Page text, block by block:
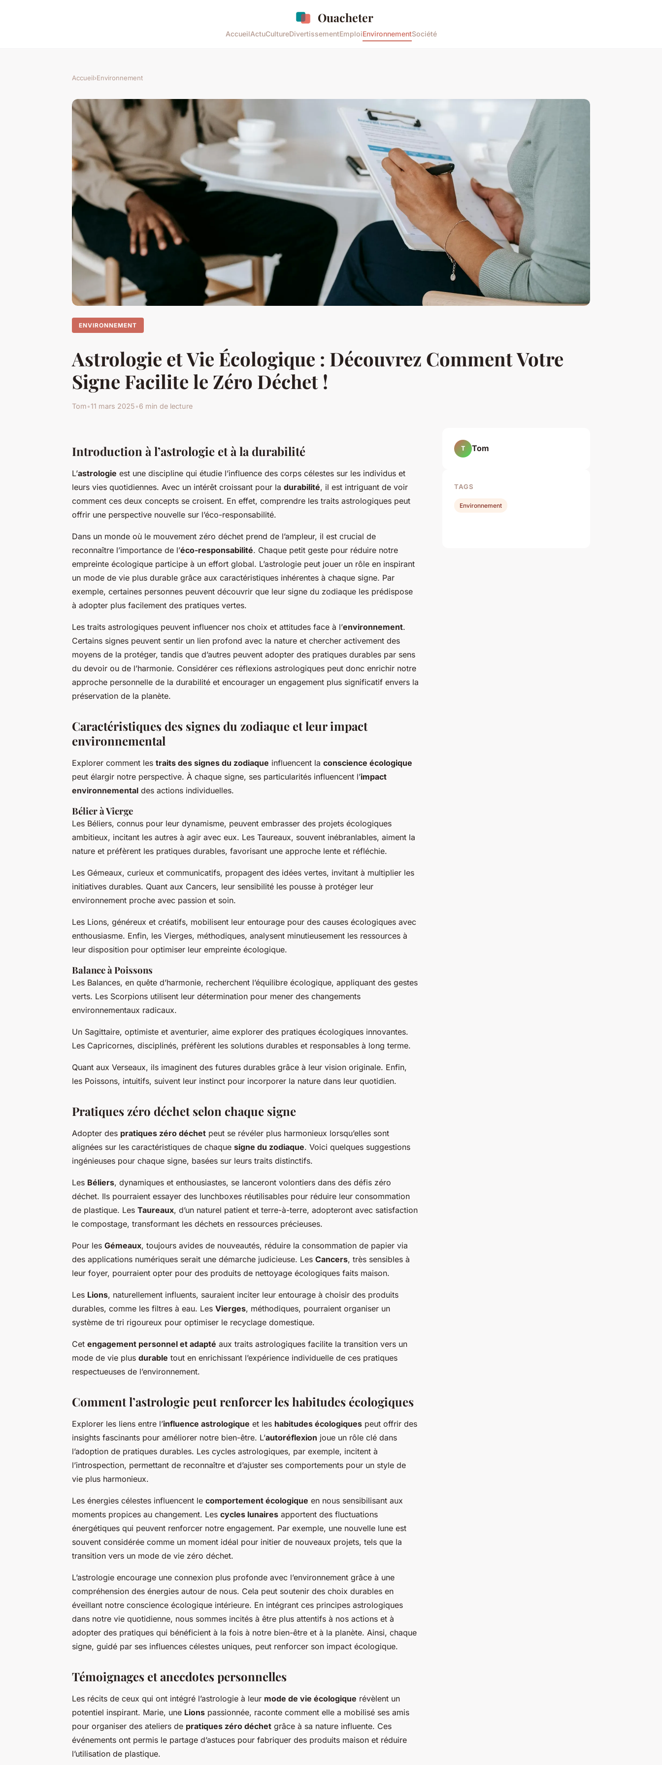
Ouacheter
AccueilActuCultureDivertissementEmploiEnvironnementSociété
Accueil›Environnement
ENVIRONNEMENT
Astrologie et Vie Écologique : Découvrez Comment Votre
Signe Facilite le Zéro Déchet !
Tom•11 mars 2025•6 min de lecture
Introduction à l’astrologie et à la durabilité
L’astrologie est une discipline qui étudie l’influence des corps célestes sur les individus et
leurs vies quotidiennes. Avec un intérêt croissant pour la durabilité, il est intriguant de voir
comment ces deux concepts se croisent. En effet, comprendre les traits astrologiques peut
offrir une perspective nouvelle sur l’éco-responsabilité.
Dans un monde où le mouvement zéro déchet prend de l’ampleur, il est crucial de
reconnaître l’importance de l’éco-responsabilité. Chaque petit geste pour réduire notre
empreinte écologique participe à un effort global. L’astrologie peut jouer un rôle en inspirant
un mode de vie plus durable grâce aux caractéristiques inhérentes à chaque signe. Par
exemple, certaines personnes peuvent découvrir que leur signe du zodiaque les prédispose
à adopter plus facilement des pratiques vertes.
Les traits astrologiques peuvent influencer nos choix et attitudes face à l’environnement.
Certains signes peuvent sentir un lien profond avec la nature et chercher activement des
moyens de la protéger, tandis que d’autres peuvent adopter des pratiques durables par sens
du devoir ou de l’harmonie. Considérer ces réflexions astrologiques peut donc enrichir notre
approche personnelle de la durabilité et encourager un engagement plus significatif envers la
préservation de la planète.
Caractéristiques des signes du zodiaque et leur impact
environnemental
Explorer comment les traits des signes du zodiaque influencent la conscience écologique
peut élargir notre perspective. À chaque signe, ses particularités influencent l’impact
environnemental des actions individuelles.
Bélier à Vierge
Les Béliers, connus pour leur dynamisme, peuvent embrasser des projets écologiques
ambitieux, incitant les autres à agir avec eux. Les Taureaux, souvent inébranlables, aiment la
nature et préfèrent les pratiques durables, favorisant une approche lente et réfléchie.
Les Gémeaux, curieux et communicatifs, propagent des idées vertes, invitant à multiplier les
initiatives durables. Quant aux Cancers, leur sensibilité les pousse à protéger leur
environnement proche avec passion et soin.
Les Lions, généreux et créatifs, mobilisent leur entourage pour des causes écologiques avec
enthousiasme. Enfin, les Vierges, méthodiques, analysent minutieusement les ressources à
leur disposition pour optimiser leur empreinte écologique.
Balance à Poissons
Les Balances, en quête d’harmonie, recherchent l’équilibre écologique, appliquant des gestes
verts. Les Scorpions utilisent leur détermination pour mener des changements
environnementaux radicaux.
Un Sagittaire, optimiste et aventurier, aime explorer des pratiques écologiques innovantes.
Les Capricornes, disciplinés, préfèrent les solutions durables et responsables à long terme.
Quant aux Verseaux, ils imaginent des futures durables grâce à leur vision originale. Enfin,
les Poissons, intuitifs, suivent leur instinct pour incorporer la nature dans leur quotidien.
Pratiques zéro déchet selon chaque signe
Adopter des pratiques zéro déchet peut se révéler plus harmonieux lorsqu’elles sont
alignées sur les caractéristiques de chaque signe du zodiaque. Voici quelques suggestions
ingénieuses pour chaque signe, basées sur leurs traits distinctifs.
Les Béliers, dynamiques et enthousiastes, se lanceront volontiers dans des défis zéro
déchet. Ils pourraient essayer des lunchboxes réutilisables pour réduire leur consommation
de plastique. Les Taureaux, d’un naturel patient et terre-à-terre, adopteront avec satisfaction
le compostage, transformant les déchets en ressources précieuses.
Pour les Gémeaux, toujours avides de nouveautés, réduire la consommation de papier via
des applications numériques serait une démarche judicieuse. Les Cancers, très sensibles à
leur foyer, pourraient opter pour des produits de nettoyage écologiques faits maison.
Les Lions, naturellement influents, sauraient inciter leur entourage à choisir des produits
durables, comme les filtres à eau. Les Vierges, méthodiques, pourraient organiser un
système de tri rigoureux pour optimiser le recyclage domestique.
Cet engagement personnel et adapté aux traits astrologiques facilite la transition vers un
mode de vie plus durable tout en enrichissant l’expérience individuelle de ces pratiques
respectueuses de l’environnement.
Comment l’astrologie peut renforcer les habitudes écologiques
Explorer les liens entre l’influence astrologique et les habitudes écologiques peut offrir des
insights fascinants pour améliorer notre bien-être. L’autoréflexion joue un rôle clé dans
l’adoption de pratiques durables. Les cycles astrologiques, par exemple, incitent à
l’introspection, permettant de reconnaître et d’ajuster ses comportements pour un style de
vie plus harmonieux.
Les énergies célestes influencent le comportement écologique en nous sensibilisant aux
moments propices au changement. Les cycles lunaires apportent des fluctuations
énergétiques qui peuvent renforcer notre engagement. Par exemple, une nouvelle lune est
souvent considérée comme un moment idéal pour initier de nouveaux projets, tels que la
transition vers un mode de vie zéro déchet.
L’astrologie encourage une connexion plus profonde avec l’environnement grâce à une
compréhension des énergies autour de nous. Cela peut soutenir des choix durables en
éveillant notre conscience écologique intérieure. En intégrant ces principes astrologiques
dans notre vie quotidienne, nous sommes incités à être plus attentifs à nos actions et à
adopter des pratiques qui bénéficient à la fois à notre bien-être et à la planète. Ainsi, chaque
signe, guidé par ses influences célestes uniques, peut renforcer son impact écologique.
Témoignages et anecdotes personnelles
Les récits de ceux qui ont intégré l’astrologie à leur mode de vie écologique révèlent un
potentiel inspirant. Marie, une Lions passionnée, raconte comment elle a mobilisé ses amis
pour organiser des ateliers de pratiques zéro déchet grâce à sa nature influente. Ces
événements ont permis le partage d’astuces pour fabriquer des produits maison et réduire
l’utilisation de plastique.
T Tom
TAGS
Environnement